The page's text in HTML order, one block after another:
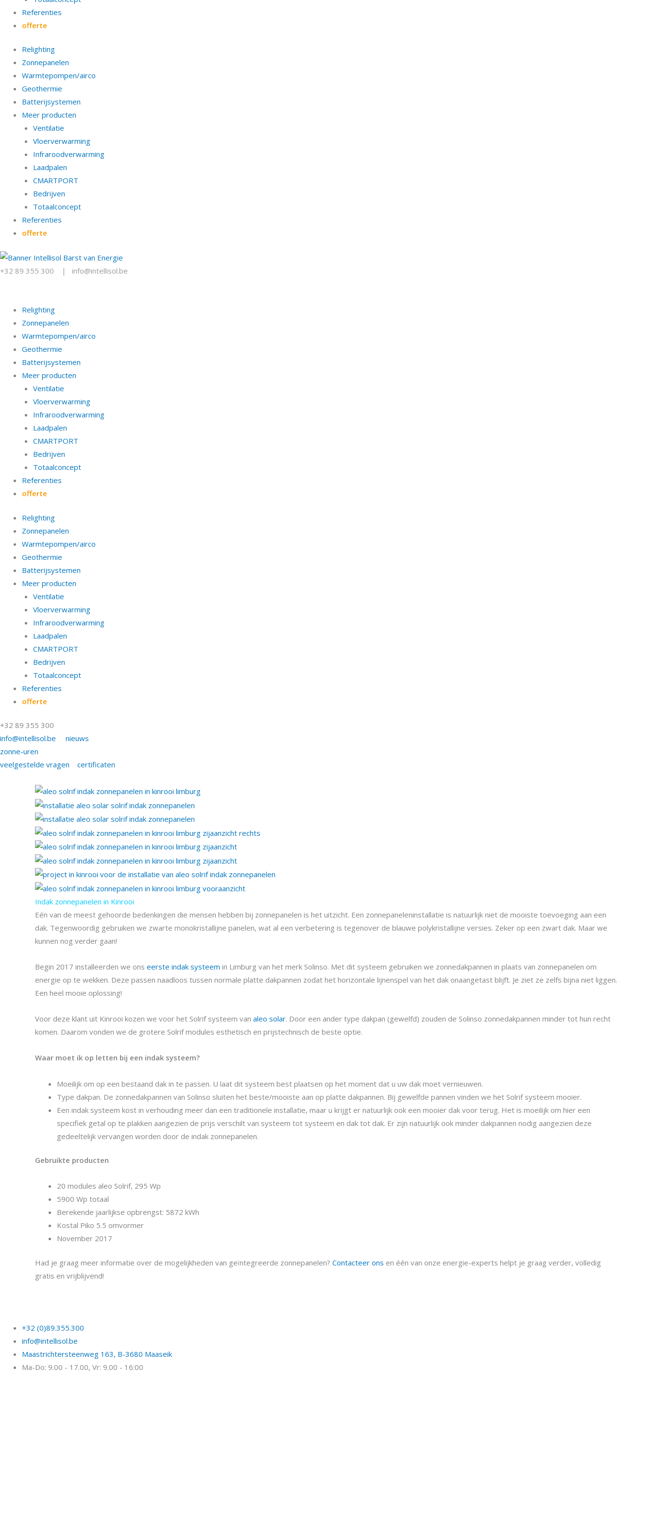
Referenties
offerte
Relighting
Zonnepanelen
Warmtepompen/airco
Geothermie
Batterijsystemen
Meer producten
Ventilatie
Vloerverwarming
Infraroodverwarming
Laadpalen
CMARTPORT
Bedrijven
Totaalconcept
Referenties
offerte
+32 89 355 300 | info@intellisol.be
Relighting
Zonnepanelen
Warmtepompen/airco
Geothermie
Batterijsystemen
Meer producten
Ventilatie
Vloerverwarming
Infraroodverwarming
Laadpalen
CMARTPORT
Bedrijven
Totaalconcept
Referenties
offerte
Relighting
Zonnepanelen
Warmtepompen/airco
Geothermie
Batterijsystemen
Meer producten
Ventilatie
Vloerverwarming
Infraroodverwarming
Laadpalen
CMARTPORT
Bedrijven
Totaalconcept
Referenties
offerte
+32 89 355 300
info@intellisol.be
nieuws
zonne-uren
veelgestelde vragen
certificaten
Indak zonnepanelen in Kinrooi
Eén van de meest gehoorde bedenkingen die mensen hebben bij zonnepanelen is het uitzicht. Een zonnepaneleninstallatie is natuurlijk niet de mooiste toevoeging aan een
dak. Tegenwoordig gebruiken we zwarte monokristallijne panelen, wat al een verbetering is tegenover de blauwe polykristallijne versies. Zeker op een zwart dak. Maar we
kunnen nog verder gaan!
Begin 2017 installeerden we ons eerste indak systeem in Limburg van het merk Solinso. Met dit systeem gebruiken we zonnedakpannen in plaats van zonnepanelen om
energie op te wekken. Deze passen naadloos tussen normale platte dakpannen zodat het horizontale lijnenspel van het dak onaangetast blijft. Je ziet ze zelfs bijna niet liggen.
Een heel mooie oplossing!
Voor deze klant uit Kinrooi kozen we voor het Solrif systeem van aleo solar. Door een ander type dakpan (gewelfd) zouden de Solinso zonnedakpannen minder tot hun recht
komen. Daarom vonden we de grotere Solrif modules esthetisch en prijstechnisch de beste optie.
Waar moet ik op letten bij een indak systeem?
Moeilijk om op een bestaand dak in te passen. U laat dit systeem best plaatsen op het moment dat u uw dak moet vernieuwen.
Type dakpan. De zonnedakpannen van Solinso sluiten het beste/mooiste aan op platte dakpannen. Bij gewelfde pannen vinden we het Solrif systeem mooier.
Een indak systeem kost in verhouding meer dan een traditionele installatie, maar u krijgt er natuurlijk ook een mooier dak voor terug. Het is moeilijk om hier een
specifiek getal op te plakken aangezien de prijs verschilt van systeem tot systeem en dak tot dak. Er zijn natuurlijk ook minder dakpannen nodig aangezien deze
gedeeltelijk vervangen worden door de indak zonnepanelen.
Gebruikte producten
20 modules aleo Solrif, 295 Wp
5900 Wp totaal
Berekende jaarlijkse opbrengst: 5872 kWh
Kostal Piko 5.5 omvormer
November 2017
Had je graag meer informatie over de mogelijkheden van geïntegreerde zonnepanelen? Contacteer ons en één van onze energie-experts helpt je graag verder, volledig
gratis en vrijblijvend!
+32 (0)89.355.300
info@intellisol.be
Maastrichtersteenweg 163, B-3680 Maaseik
Ma-Do: 9.00 - 17.00, Vr: 9.00 - 16:00